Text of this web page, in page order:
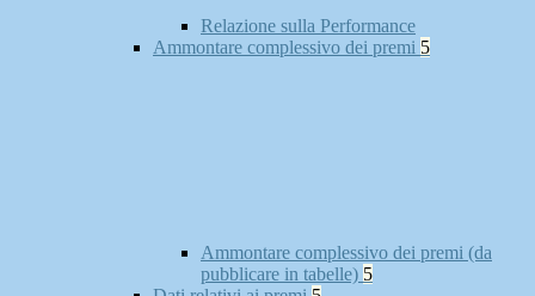
Relazione sulla Performance
Ammontare complessivo dei premi 5
Ammontare complessivo dei premi (da
pubblicare in tabelle) 5